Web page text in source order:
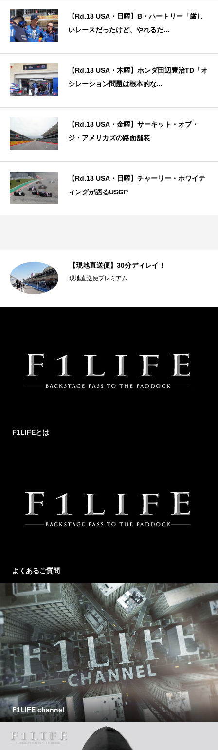
【Rd.18 USA・日曜】B・ハートリー「厳し
いレースだったけど、やれるだ...
【Rd.18 USA・木曜】ホンダ田辺豊治TD「オ
シレーション問題は根本的な...
【Rd.18 USA・金曜】サーキット・オブ・
ジ・アメリカズの路面舗装
【Rd.18 USA・日曜】チャーリー・ホワイテ
ィングが語るUSGP
【現地直送便】30分ディレイ！
現地直送便プレミアム
F1LIFEとは
よくあるご質問
F1LIFE channel